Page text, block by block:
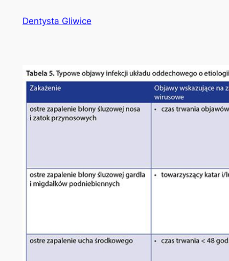
Dentysta Gliwice